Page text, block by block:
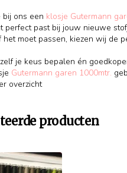
ons een klosje Gutermann
perfect past bij jouw nieuwe
moet passen, kiezen wij de
je keus bepalen én
Gutermann garen 1000mtr.
overzicht
producten